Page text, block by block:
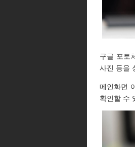
구글 포토
사진 등을
메인화면
확인할 수